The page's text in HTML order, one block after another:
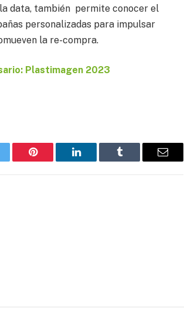
data, también permite conocer el
personalizadas para impulsar
la re-compra.
Plastimagen 2023
Pinterest LinkedIn Tumblr Email